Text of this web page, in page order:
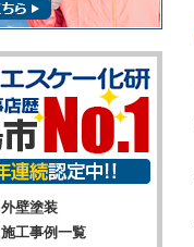
外壁塗装
施工事例一覧